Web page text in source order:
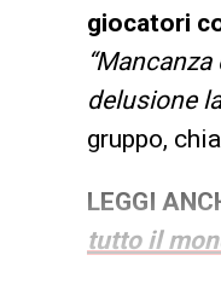
giocatori
delusione
gruppo,
LEGGI
tutto il